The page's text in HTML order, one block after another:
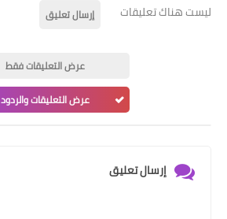
ليست هناك تعليقات إرسال تعليق
عرض التعليقات فقط
عرض التعليقات والردود
إرسال تعليق